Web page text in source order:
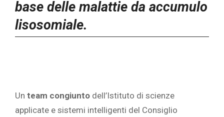
base delle malattie da accumulo
lisosomiale.
Un team congiunto dell’Istituto di scienze
applicate e sistemi intelligenti del Consiglio